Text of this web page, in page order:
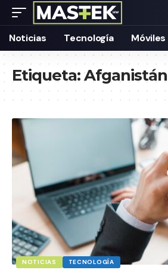
Noticias Tecnología Móviles
Etiqueta:Afganistán
NOTICIAS TECNOLOGÍA